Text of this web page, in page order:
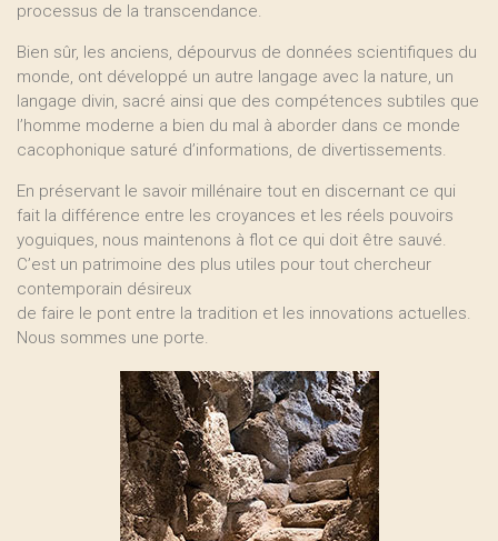
processus de la transcendance.
Bien sûr, les anciens, dépourvus de données scientifiques du
monde, ont développé un autre langage avec la nature, un
langage divin, sacré ainsi que des compétences subtiles que
l’homme moderne a bien du mal à aborder dans ce monde
cacophonique saturé d’informations, de divertissements.
En préservant le savoir millénaire tout en discernant ce qui
fait la différence entre les croyances et les réels pouvoirs
yoguiques, nous maintenons à flot ce qui doit être sauvé.
C’est un patrimoine des plus utiles pour tout chercheur
contemporain désireux
de faire le pont entre la tradition et les innovations actuelles.
Nous sommes une porte.